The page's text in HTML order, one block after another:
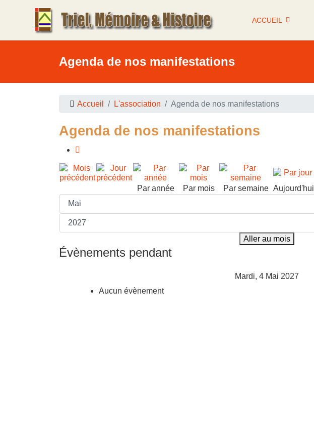
ACCUEIL
Agenda de nos manifestations
Accueil L'association Agenda de nos manifestations
Agenda de nos manifestations
Par année Par mois Par semaine Aujourd'hui
Aller au mois
Évènements pendant
Mardi, 4 Mai 2027
Aucun évènement